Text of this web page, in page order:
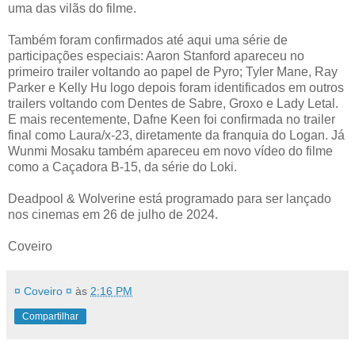
uma das vilãs do filme.
Também foram confirmados até aqui uma série de
participações especiais: Aaron Stanford apareceu no
primeiro trailer voltando ao papel de Pyro; Tyler Mane, Ray
Parker e Kelly Hu logo depois foram identificados em outros
trailers voltando com Dentes de Sabre, Groxo e Lady Letal.
E mais recentemente, Dafne Keen foi confirmada no trailer
final como Laura/x-23, diretamente da franquia do Logan. Já
Wunmi Mosaku também apareceu em novo vídeo do filme
como a Caçadora B-15, da série do Loki.
Deadpool & Wolverine está programado para ser lançado
nos cinemas em 26 de julho de 2024.
Coveiro
¤ Coveiro ¤ às 2:16 PM
Compartilhar